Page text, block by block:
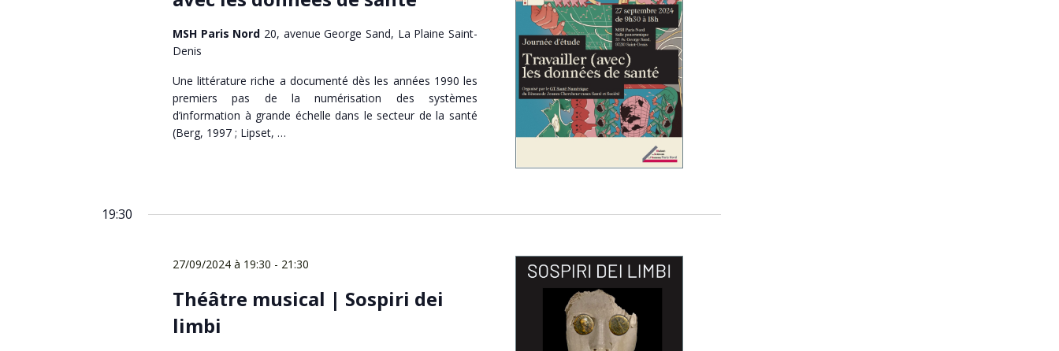
MSH Paris Nord 20, avenue George Sand, La Plaine Saint-
Denis
Une littérature riche a documenté dès les années 1990 les
premiers pas de la numérisation des systèmes
d’information à grande échelle dans le secteur de la santé
(Berg, 1997 ; Lipset, …
19:30
27/09/2024 à 19:30 - 21:30
Théâtre musical | Sospiri dei
limbi